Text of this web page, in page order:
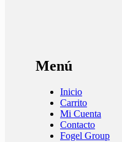
Menú
Inicio
Carrito
Mi Cuenta
Contacto
Fogel Group